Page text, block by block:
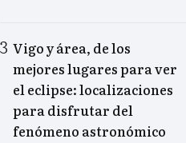
Vigo y área, de los
mejores lugares para ver
el eclipse: localizaciones
para disfrutar del
fenómeno astronómico